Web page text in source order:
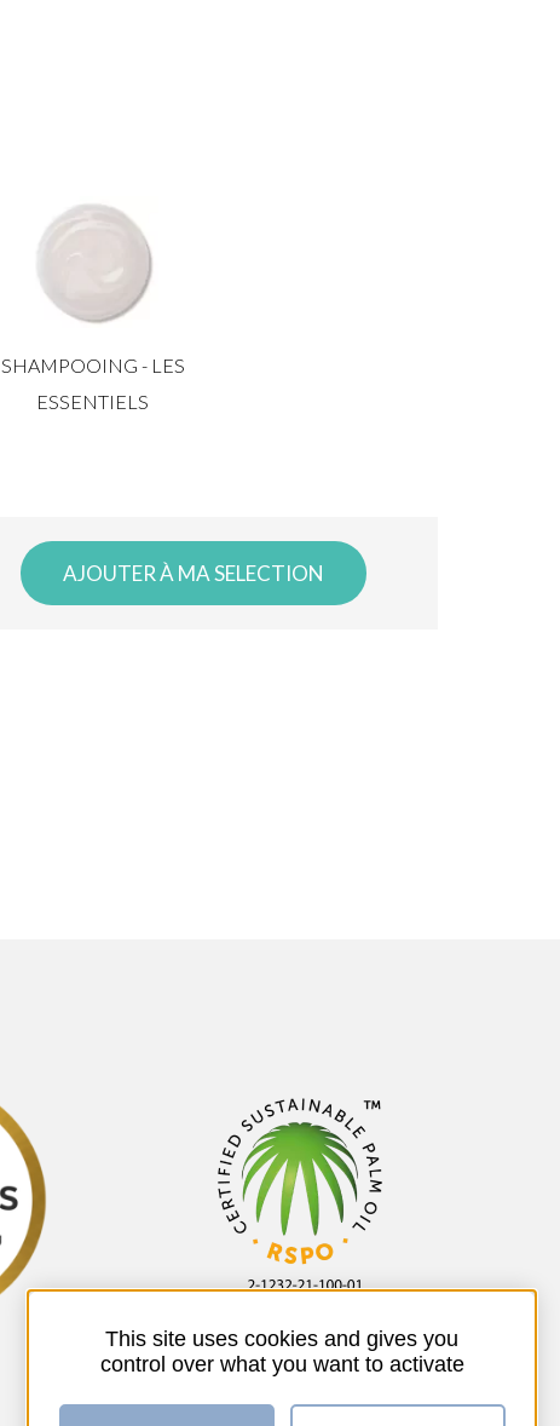
SHAMPOOING - LES
ESSENTIELS
AJOUTER À MA SELECTION
This site uses cookies and gives you
control over what you want to activate